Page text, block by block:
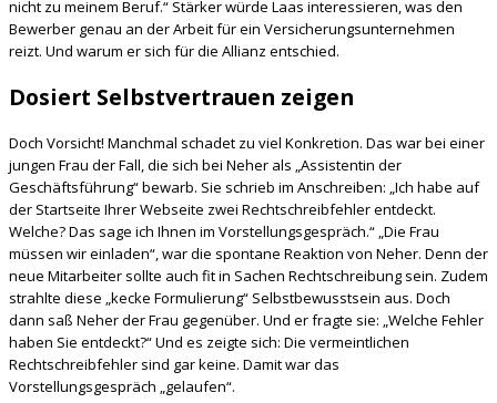
nicht zu meinem Beruf.“ Stärker würde Laas interessieren, was den
Bewerber genau an der Arbeit für ein Versicherungsunternehmen
reizt. Und warum er sich für die Allianz entschied.
Dosiert Selbstvertrauen zeigen
Doch Vorsicht! Manchmal schadet zu viel Konkretion. Das war bei einer
jungen Frau der Fall, die sich bei Neher als „Assistentin der
Geschäftsführung“ bewarb. Sie schrieb im Anschreiben: „Ich habe auf
der Startseite Ihrer Webseite zwei Rechtschreibfehler entdeckt.
Welche? Das sage ich Ihnen im Vorstellungsgespräch.“ „Die Frau
müssen wir einladen“, war die spontane Reaktion von Neher. Denn der
neue Mitarbeiter sollte auch fit in Sachen Rechtschreibung sein. Zudem
strahlte diese „kecke Formulierung“ Selbstbewusstsein aus. Doch
dann saß Neher der Frau gegenüber. Und er fragte sie: „Welche Fehler
haben Sie entdeckt?“ Und es zeigte sich: Die vermeintlichen
Rechtschreibfehler sind gar keine. Damit war das
Vorstellungsgespräch „gelaufen“.